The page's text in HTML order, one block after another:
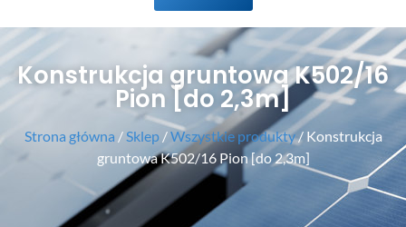
Konstrukcja gruntowa K502/16
Pion [do 2,3m]
Strona główna / Sklep/Wszystkie produkty/ Konstrukcja
gruntowa K502/16 Pion [do 2,3m]